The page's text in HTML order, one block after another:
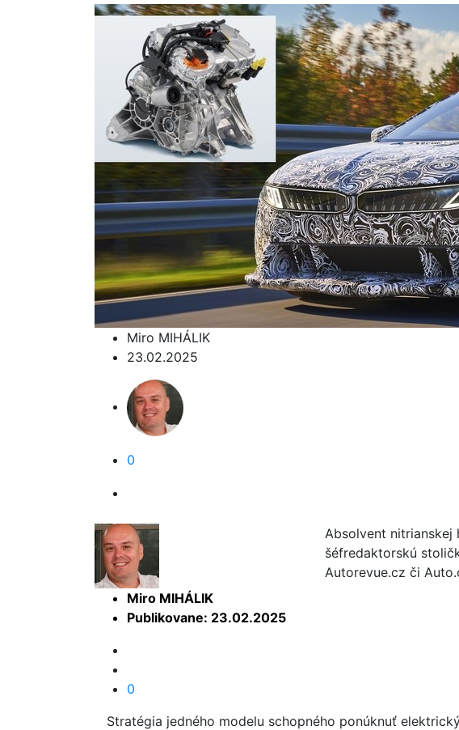
Miro MIHÁLIK
23.02.2025
0
Miro MIHÁLIK
Publikovane: 23.02.2025
Absolvent
šéfredaktorskú
Autorevue.cz či
0
Stratégia jedného modelu schopného ponúknuť